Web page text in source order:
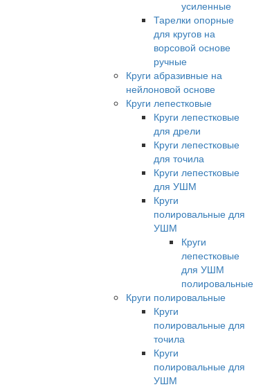
усиленные
Тарелки опорные
для кругов на
ворсовой основе
ручные
Круги абразивные на
нейлоновой основе
Круги лепестковые
Круги лепестковые
для дрели
Круги лепестковые
для точила
Круги лепестковые
для УШМ
Круги
полировальные для
УШМ
Круги
лепестковые
для УШМ
полировальные
Круги полировальные
Круги
полировальные для
точила
Круги
полировальные для
УШМ